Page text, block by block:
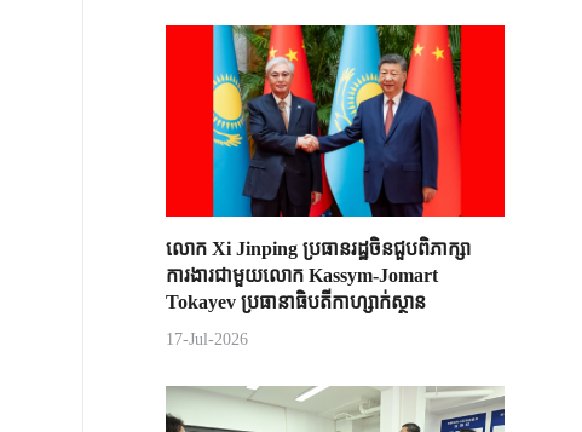
លោក Xi Jinping ប្រធានរដ្ឋចិន​ជួបពិភាក្សា​
ការងារជាមួយ​លោក Kassym-Jomart ​
Tokayev ​ប្រធានាធិបតី​កាហ្សាក់ស្ថាន​
17-Jul-2026